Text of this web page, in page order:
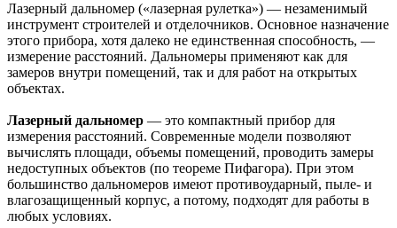
Лазерный дальномер («лазерная рулетка») — незаменимый
инструмент строителей и отделочников. Основное назначение
этого прибора, хотя далеко не единственная способность, —
измерение расстояний. Дальномеры применяют как для
замеров внутри помещений, так и для работ на открытых
объектах.
Лазерный дальномер — это компактный прибор для
измерения расстояний. Современные модели позволяют
вычислять площади, объемы помещений, проводить замеры
недоступных объектов (по теореме Пифагора). При этом
большинство дальномеров имеют противоударный, пыле- и
влагозащищенный корпус, а потому, подходят для работы в
любых условиях.